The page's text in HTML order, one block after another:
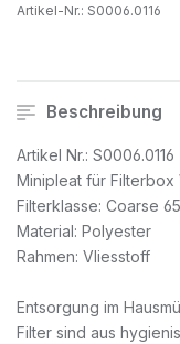
Artikel-Nr.: S0006.0116
Beschreibung
Artikel Nr.: S0006.0116
Minipleat für Filterbox
Filterklasse: Coarse
Material: Polyester
Rahmen: Vliesstoff
Entsorgung im
Filter sind aus